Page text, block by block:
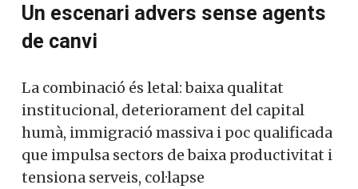
Un escenari advers sense agents
de canvi
La combinació és letal: baixa qualitat
institucional, deteriorament del capital
humà, immigració massiva i poc qualificada
que impulsa sectors de baixa productivitat i
tensiona serveis, col·lapse